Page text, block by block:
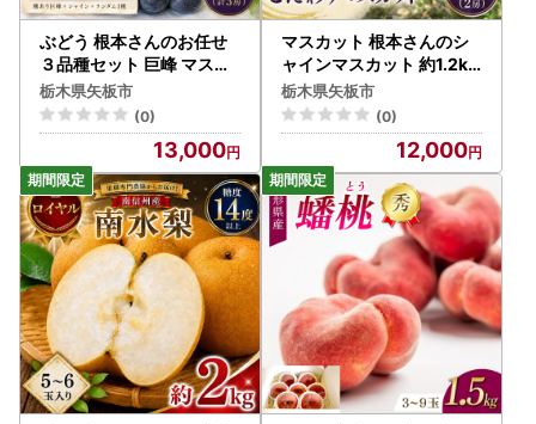
ぶどう 根本さんのお任せ
３品種セット 巨峰 マスカ
ット 約1.2kg | 完熟 葡萄
ぶどう 甘い 大粒 フルーツ
産地直送 栃木県 矢板市
栃木県矢板市
(0)
13,000
マスカット 根本さんのシ
ャインマスカット 約1.2kg
| 完熟 葡萄 ぶどう 甘い
大粒 フルーツ 産地直送 栃
木県 矢板市
栃木県矢板市
(0)
12,000